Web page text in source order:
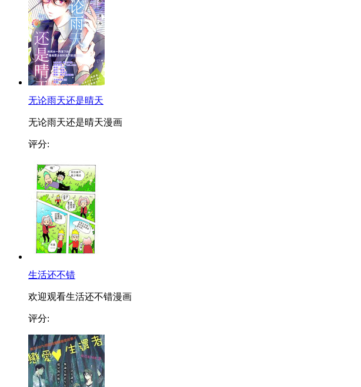
无论雨天还是晴天
无论雨天还是晴天漫画
评分:
生活还不错
欢迎观看生活还不错漫画
评分: